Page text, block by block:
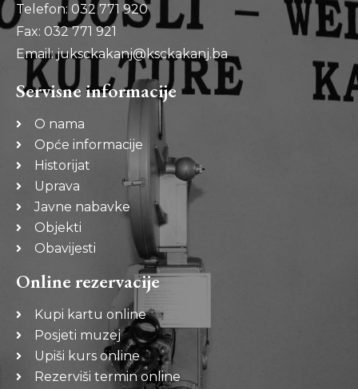
Telefon: 032 771 920
Fax: 032 771 921
Email: juksckakanj@ksckakanj.ba
Servisne informacije
O nama
Opće informacije
Historijat
Uprava
Javne nabavke
Objekti
Obavijesti
Online rezervacije
Kupi kartu online
Posjeti muzej
Upiši kurs online
Rezerviši termin online